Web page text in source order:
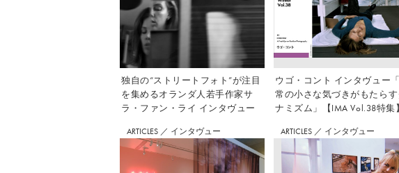
独自の“ストリートフォト”が注目
を集めるオランダ人若手作家サ
ラ・ファン・ライ インタヴュー
ウゴ・コント インタヴュー
常の小さな気づきがもたらす
ナミズム」【IMA Vol.38特集】
ARTICLES ／ インタヴュー ARTICLES ／ インタヴュー